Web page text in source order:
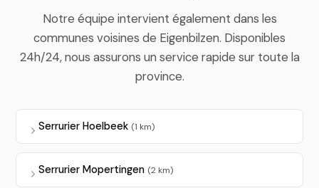
Notre équipe intervient également dans les
communes voisines de Eigenbilzen. Disponibles
24h/24, nous assurons un service rapide sur toute la
province.
Serrurier Hoelbeek (1 km)
Serrurier Mopertingen (2 km)